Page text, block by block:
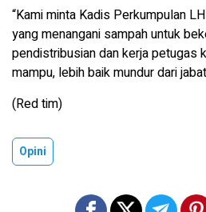
“Kami minta Kadis Perkumpulan
yang menangani sampah untuk
pendistribusian dan kerja petugas
mampu, lebih baik mundur dari
(Red tim)
Opini